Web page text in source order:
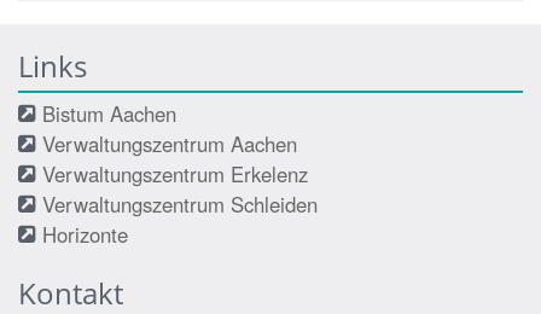
Links
Bistum Aachen
Verwaltungszentrum Aachen
Verwaltungszentrum Erkelenz
Verwaltungszentrum Schleiden
Horizonte
Kontakt